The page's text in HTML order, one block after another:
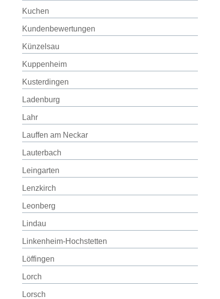
Kuchen
Kundenbewertungen
Künzelsau
Kuppenheim
Kusterdingen
Ladenburg
Lahr
Lauffen am Neckar
Lauterbach
Leingarten
Lenzkirch
Leonberg
Lindau
Linkenheim-Hochstetten
Löffingen
Lorch
Lorsch